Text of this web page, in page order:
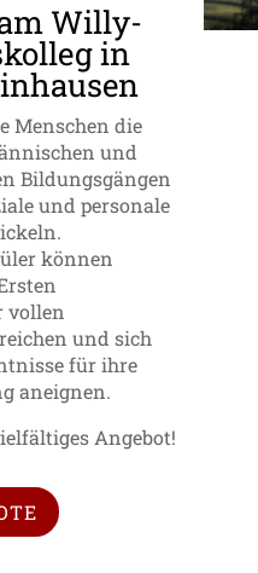
Willy-
in
Menschen die
und
Bildungsgängen
und personale
können
vollen
und sich
für ihre
aneignen.
Angebot!